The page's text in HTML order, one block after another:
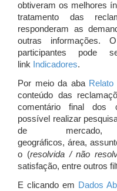
obtiveram os melhores
tratamento das
responderam as
outras informações.
participantes pode
link Indicadores.
Por meio da aba
conteúdo das
comentário final dos
possível realizar
de mercado,
geográficos, área,
o (resolvida / não
satisfação, entre outros
E clicando em Dados